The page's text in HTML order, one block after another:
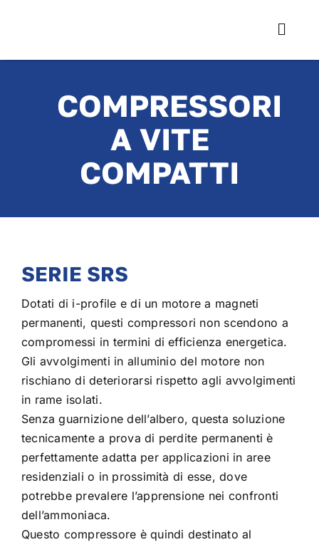
COMPRESSORI
A VITE
COMPATTI
SERIE SRS
Dotati di i-profile e di un motore a magneti
permanenti, questi compressori non scendono a
compromessi in termini di efficienza energetica.
Gli avvolgimenti in alluminio del motore non
rischiano di deteriorarsi rispetto agli avvolgimenti
in rame isolati.
Senza guarnizione dell’albero, questa soluzione
tecnicamente a prova di perdite permanenti è
perfettamente adatta per applicazioni in aree
residenziali o in prossimità di esse, dove
potrebbe prevalere l’apprensione nei confronti
dell’ammoniaca.
Questo compressore è quindi destinato al